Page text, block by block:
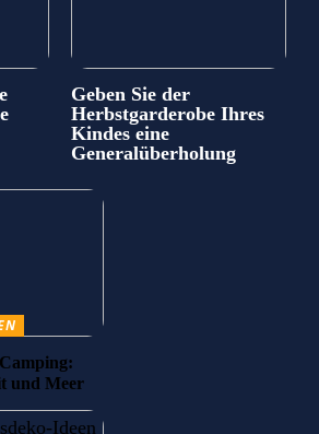
Geben Sie der
Herbstgarderobe Ihres
Kindes eine
Generalüberholung
und Meer